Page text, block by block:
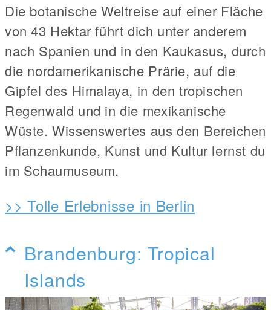
Die botanische Weltreise auf einer Fläche
von 43 Hektar führt dich unter anderem
nach Spanien und in den Kaukasus, durch
die nordamerikanische Prärie, auf die
Gipfel des Himalaya, in den tropischen
Regenwald und in die mexikanische
Wüste. Wissenswertes aus den Bereichen
Pflanzenkunde, Kunst und Kultur lernst du
im Schaumuseum.
>> Tolle Erlebnisse in Berlin
Brandenburg: Tropical
Islands